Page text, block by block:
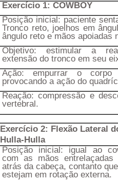
Exercício 1: COWBOY
Posição inicial: paciente
Tronco reto, joelhos em
ângulo reto e mãos apoiadas
Objetivo: estimular a
extensão do tronco em seu
Ação: empurrar o
provocando a ação do
Reação: compressão e
vertebral.
Exercício 2: Flexão Lateral
Hulla-Hulla
Posição inicial: igual ao
com as mãos
atrás da cabeça, contanto
estejam em rotação externa.